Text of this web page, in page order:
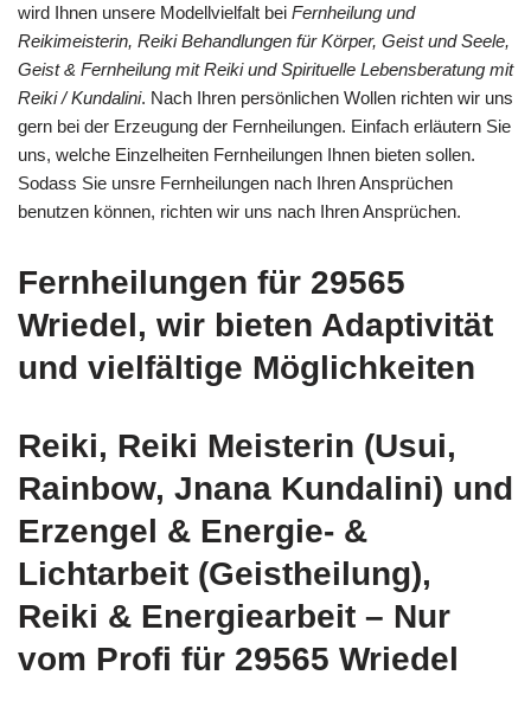
wird Ihnen unsere Modellvielfalt bei Fernheilung und
Reikimeisterin, Reiki Behandlungen für Körper, Geist und Seele,
Geist & Fernheilung mit Reiki und Spirituelle Lebensberatung mit
Reiki / Kundalini. Nach Ihren persönlichen Wollen richten wir uns
gern bei der Erzeugung der Fernheilungen. Einfach erläutern Sie
uns, welche Einzelheiten Fernheilungen Ihnen bieten sollen.
Sodass Sie unsre Fernheilungen nach Ihren Ansprüchen
benutzen können, richten wir uns nach Ihren Ansprüchen.
Fernheilungen für 29565
Wriedel, wir bieten Adaptivität
und vielfältige Möglichkeiten
Reiki, Reiki Meisterin (Usui,
Rainbow, Jnana Kundalini) und
Erzengel & Energie- &
Lichtarbeit (Geistheilung),
Reiki & Energiearbeit – Nur
vom Profi für 29565 Wriedel